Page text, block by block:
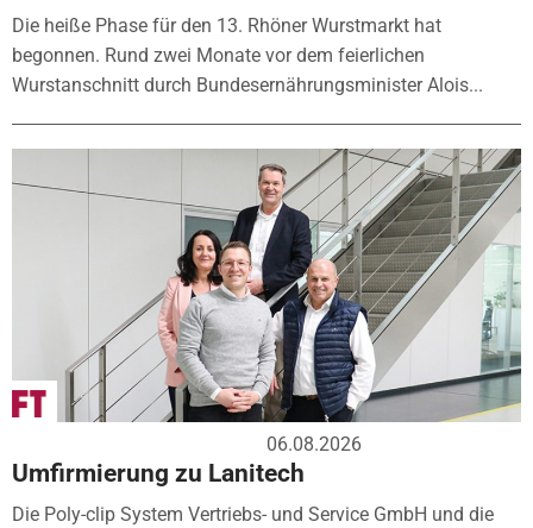
Die heiße Phase für den 13. Rhöner Wurstmarkt hat
begonnen. Rund zwei Monate vor dem feierlichen
Wurstanschnitt durch Bundesernährungsminister Alois...
06.08.2026
Umfirmierung zu Lanitech
Die Poly-clip System Vertriebs- und Service GmbH und die